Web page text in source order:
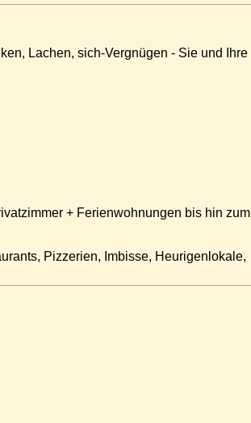
Lachen, sich-Vergnügen - Sie und Ihre
+ Ferienwohnungen bis hin zum
Pizzerien, Imbisse, Heurigenlokale,